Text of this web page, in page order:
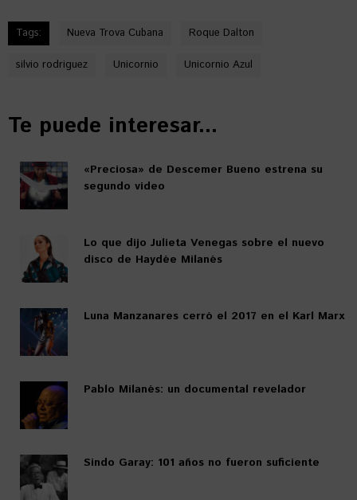
Tags: Nueva Trova Cubana Roque Dalton
silvio rodriguez Unicornio Unicornio Azul
Te puede interesar...
«Preciosa» de Descemer Bueno estrena su
segundo video
Lo que dijo Julieta Venegas sobre el nuevo
disco de Haydée Milanés
Luna Manzanares cerró el 2017 en el Karl Marx
Pablo Milanés: un documental revelador
Sindo Garay: 101 años no fueron suficiente